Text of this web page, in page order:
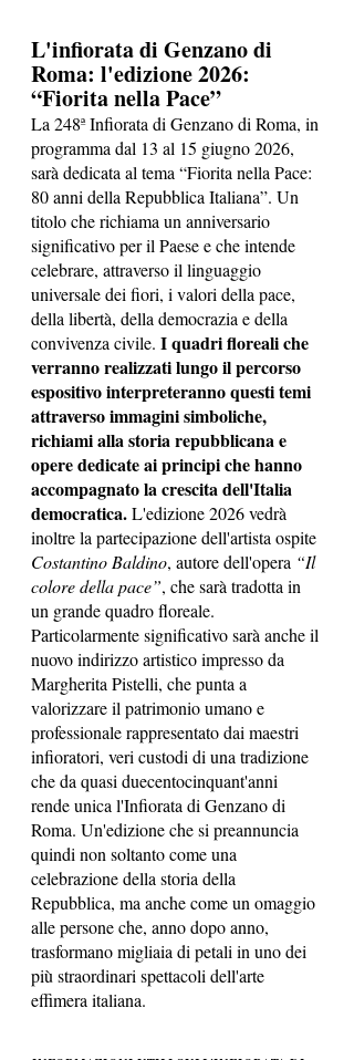
L'infiorata di Genzano di
Roma: l'edizione 2026:
“Fiorita nella Pace”
La 248ª Infiorata di Genzano di Roma, in
programma dal 13 al 15 giugno 2026,
sarà dedicata al tema “Fiorita nella Pace:
80 anni della Repubblica Italiana”. Un
titolo che richiama un anniversario
significativo per il Paese e che intende
celebrare, attraverso il linguaggio
universale dei fiori, i valori della pace,
della libertà, della democrazia e della
convivenza civile. I quadri floreali che
verranno realizzati lungo il percorso
espositivo interpreteranno questi temi
attraverso immagini simboliche,
richiami alla storia repubblicana e
opere dedicate ai principi che hanno
accompagnato la crescita dell'Italia
democratica. L'edizione 2026 vedrà
inoltre la partecipazione dell'artista ospite
Costantino Baldino, autore dell'opera “Il
colore della pace”, che sarà tradotta in
un grande quadro floreale.
Particolarmente significativo sarà anche il
nuovo indirizzo artistico impresso da
Margherita Pistelli, che punta a
valorizzare il patrimonio umano e
professionale rappresentato dai maestri
infioratori, veri custodi di una tradizione
che da quasi duecentocinquant'anni
rende unica l'Infiorata di Genzano di
Roma. Un'edizione che si preannuncia
quindi non soltanto come una
celebrazione della storia della
Repubblica, ma anche come un omaggio
alle persone che, anno dopo anno,
trasformano migliaia di petali in uno dei
più straordinari spettacoli dell'arte
effimera italiana.